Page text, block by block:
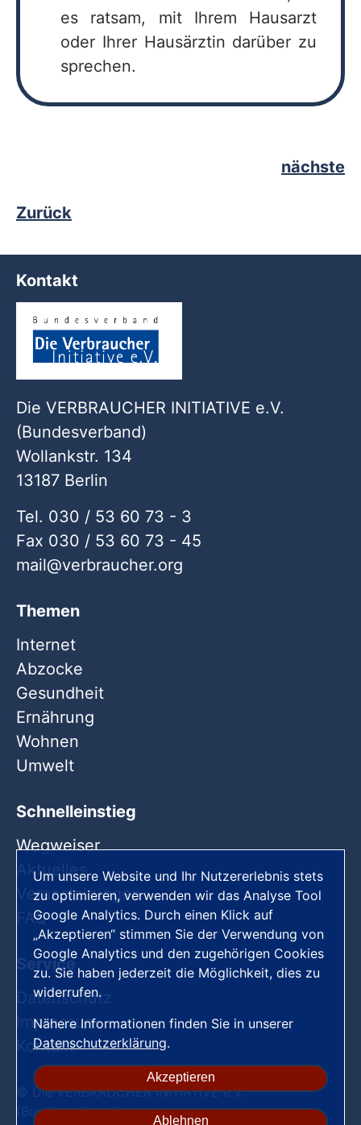
es ratsam, mit Ihrem Hausarzt
oder Ihrer Hausärztin darüber zu
sprechen.
nächste
Zurück
Kontakt
Die VERBRAUCHER INITIATIVE e.V.
(Bundesverband)
Wollankstr. 134
13187 Berlin
Tel. 030 / 53 60 73 - 3
Fax 030 / 53 60 73 - 45
mail
verbraucher org
Themen
Internet
Abzocke
Gesundheit
Ernährung
Wohnen
Umwelt
Schnelleinstieg
Wegweiser
Aktuelles
Veranstaltungen
FAQ
Service
Datenschutz
Impressum
Kontakt
© Die VERBRAUCHER INITIATIVE e.V.
(Bundesverband)
Um unsere Website und Ihr Nutzererlebnis stets
zu optimieren, verwenden wir das Analyse Tool
Google Analytics. Durch einen Klick auf
„Akzeptieren“ stimmen Sie der Verwendung von
Google Analytics und den zugehörigen Cookies
zu. Sie haben jederzeit die Möglichkeit, dies zu
widerrufen.
Nähere Informationen finden Sie in unserer
Datenschutzerklärung.
Ablehnen
Akzeptieren